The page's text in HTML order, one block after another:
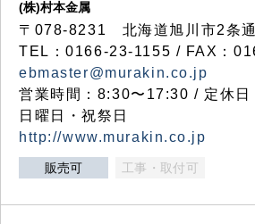
(株)村本金属
〒078-8231 北海道旭川市2条
TEL：0166-23-1155 / FAX：
ebmaster@murakin.co.jp
営業時間：8:30〜17:30 / 定休日
日曜日・祝祭日
http://www.murakin.co.jp
販売可 工事・取付可